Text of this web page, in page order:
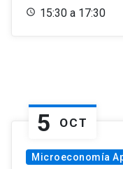
15:30 a 17:30
5 OCT
Microeconomía